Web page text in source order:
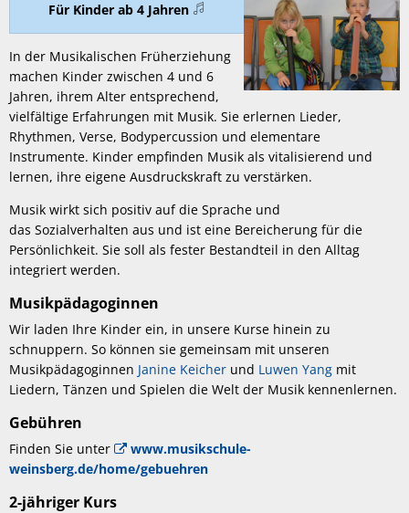
Für Kinder ab 4 Jahren
In der Musikalischen Früherziehung
machen Kinder zwischen 4 und 6
Jahren, ihrem Alter entsprechend,
vielfältige Erfahrungen mit Musik. Sie erlernen Lieder,
Rhythmen, Verse, Bodypercussion und elementare
Instrumente. Kinder empfinden Musik als vitalisierend und
lernen, ihre eigene Ausdruckskraft zu verstärken.
Musik wirkt sich positiv auf die Sprache und
das Sozialverhalten aus und ist eine Bereicherung für die
Persönlichkeit. Sie soll als fester Bestandteil in den Alltag
integriert werden.
Musikpädagoginnen
Wir laden Ihre Kinder ein, in unsere Kurse hinein zu
schnuppern. So können sie gemeinsam mit unseren
Musikpädagoginnen Janine Keicher und Luwen Yang mit
Liedern, Tänzen und Spielen die Welt der Musik kennenlernen.
Gebühren
Finden Sie unter
www.musikschule-
weinsberg.de/home/gebuehren
2-jähriger Kurs